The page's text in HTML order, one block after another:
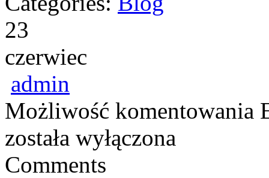
23
czerwiec
admin
Możliwość komentowania
została wyłączona
Comments